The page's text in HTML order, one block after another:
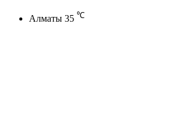
Алматы 35 ℃